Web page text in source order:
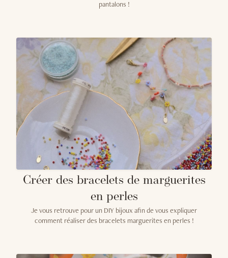
pantalons !
Créer des bracelets de marguerites
en perles
Je vous retrouve pour un DIY bijoux afin de vous expliquer
comment réaliser des bracelets marguerites en perles !